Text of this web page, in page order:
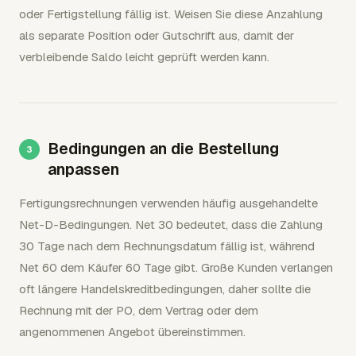
oder Fertigstellung fällig ist. Weisen Sie diese Anzahlung
als separate Position oder Gutschrift aus, damit der
verbleibende Saldo leicht geprüft werden kann.
Bedingungen an die Bestellung
anpassen
Fertigungsrechnungen verwenden häufig ausgehandelte
Net-D-Bedingungen. Net 30 bedeutet, dass die Zahlung
30 Tage nach dem Rechnungsdatum fällig ist, während
Net 60 dem Käufer 60 Tage gibt. Große Kunden verlangen
oft längere Handelskreditbedingungen, daher sollte die
Rechnung mit der PO, dem Vertrag oder dem
angenommenen Angebot übereinstimmen.